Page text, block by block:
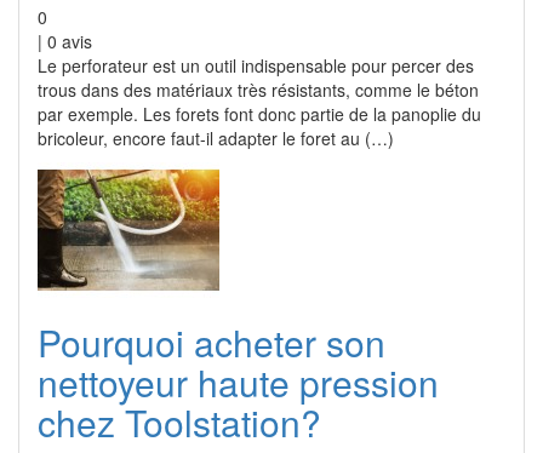
0
| 0 avis
Le perforateur est un outil indispensable pour percer des
trous dans des matériaux très résistants, comme le béton
par exemple. Les forets font donc partie de la panoplie du
bricoleur, encore faut-il adapter le foret au (…)
Pourquoi acheter son
nettoyeur haute pression
chez Toolstation?